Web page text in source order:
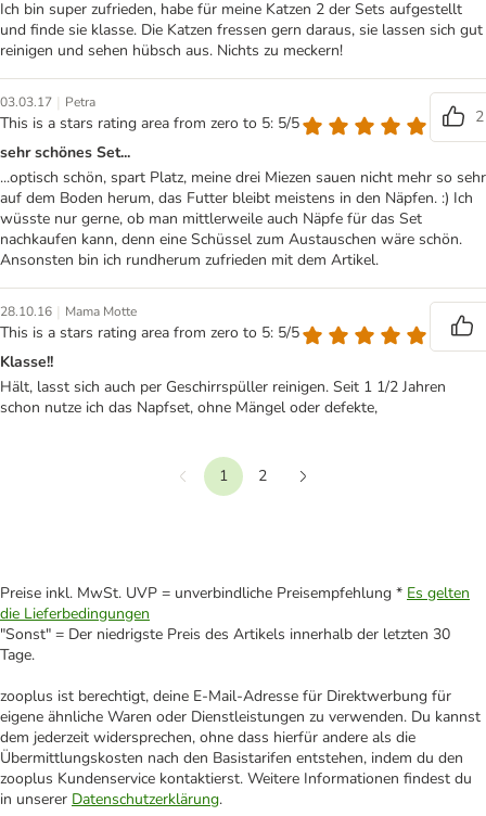
Ich bin super zufrieden, habe für meine Katzen 2 der Sets aufgestellt
und finde sie klasse. Die Katzen fressen gern daraus, sie lassen sich gut
reinigen und sehen hübsch aus. Nichts zu meckern!
03.03.17 | Petra
This is a stars rating area from zero to 5: 5/5
2
sehr schönes Set...
...optisch schön, spart Platz, meine drei Miezen sauen nicht mehr so sehr
auf dem Boden herum, das Futter bleibt meistens in den Näpfen. :) Ich
wüsste nur gerne, ob man mittlerweile auch Näpfe für das Set
nachkaufen kann, denn eine Schüssel zum Austauschen wäre schön.
Ansonsten bin ich rundherum zufrieden mit dem Artikel.
28.10.16 | Mama Motte
This is a stars rating area from zero to 5: 5/5
Klasse!!
Hält, lasst sich auch per Geschirrspüller reinigen. Seit 1 1/2 Jahren
schon nutze ich das Napfset, ohne Mängel oder defekte,
Vorherige
1
2
Preise inkl. MwSt. UVP = unverbindliche Preisempfehlung * Es gelten
die Lieferbedingungen
"Sonst" = Der niedrigste Preis des Artikels innerhalb der letzten 30
Tage.
zooplus ist berechtigt, deine E-Mail-Adresse für Direktwerbung für
eigene ähnliche Waren oder Dienstleistungen zu verwenden. Du kannst
dem jederzeit widersprechen, ohne dass hierfür andere als die
Übermittlungskosten nach den Basistarifen entstehen, indem du den
zooplus Kundenservice kontaktierst. Weitere Informationen findest du
in unserer Datenschutzerklärung.